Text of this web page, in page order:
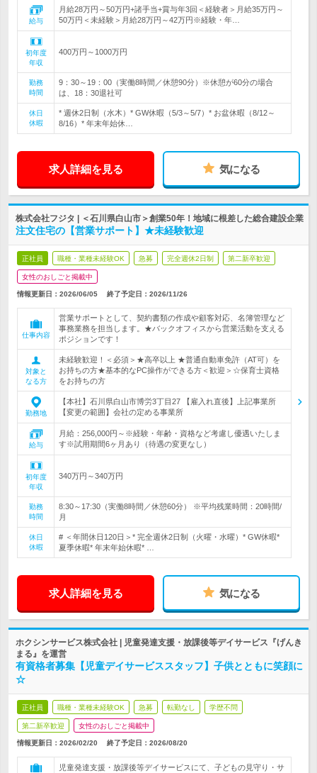
給与
月給28万円～50万円+諸手当+賞与年3回＜経験者＞月給35万円～
50万円＜未経験＞月給28万円～42万円※経験・年…
初年度
年収
400万円～1000万円
勤務
時間
9：30～19：00（実働8時間／休憩90分）※休憩が60分の場合
は、18：30退社可
休日
休暇
* 週休2日制（水木）* GW休暇（5/3～5/7）* お盆休暇（8/12～
8/16）* 年末年始休…
求人詳細を見る 気になる
株式会社フジタ | ＜石川県白山市＞創業50年！地域に根差した総合建設企業
注文住宅の【営業サポート】★未経験歓迎
正社員 職種・業種未経験OK 急募 完全週休2日制 第二新卒歓迎
女性のおしごと掲載中
情報更新日：2026/06/05 終了予定日： 2026/11/26
仕事内容
営業サポートとして、契約書類の作成や顧客対応、名簿管理など
事務業務を担当します。★バックオフィスから営業活動を支える
ポジションです！
対象と
なる方
未経験歓迎！＜必須＞★高卒以上 ★普通自動車免許（AT可）を
お持ちの方★基本的なPC操作ができる方＜歓迎＞☆保育士資格
をお持ちの方
勤務地
【本社】石川県白山市博労3丁目27 【雇入れ直後】上記事業所
【変更の範囲】会社の定める事業所
給与
月給：256,000円～※経験・年齢・資格など考慮し優遇いたしま
す※試用期間6ヶ月あり（待遇の変更なし）
初年度
年収
340万円～340万円
勤務
時間
8:30～17:30（実働8時間／休憩60分） ※平均残業時間：20時間/
月
休日
休暇
# ＜年間休日120日＞* 完全週休2日制（火曜・水曜）* GW休暇*
夏季休暇* 年末年始休暇* …
求人詳細を見る 気になる
ホクシンサービス株式会社 | 児童発達支援・放課後等デイサービス『げんき
まる』を運営
有資格者募集【児童デイサービススタッフ】子供とともに笑顔に
☆
正社員 職種・業種未経験OK 急募 転勤なし 学歴不問
第二新卒歓迎 女性のおしごと掲載中
情報更新日：2026/02/20 終了予定日： 2026/08/20
児童発達支援・放課後等デイサービスにて、子どもの見守り・サ